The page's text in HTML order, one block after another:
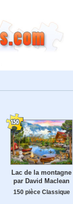
Lac de la montagne
par David Maclean
150 pièce Classique